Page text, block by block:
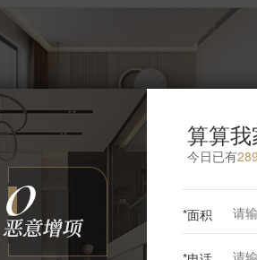
【泰禾金府大院】轻奢 四居室 175㎡
算算
今日已有289
*面积